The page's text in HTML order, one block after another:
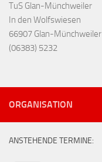
TuS Glan-Münchweiler
In den Wolfswiesen
66907 Glan-Münchweiler
(06383) 5232
ORGANISATION
ANSTEHENDE TERMINE: